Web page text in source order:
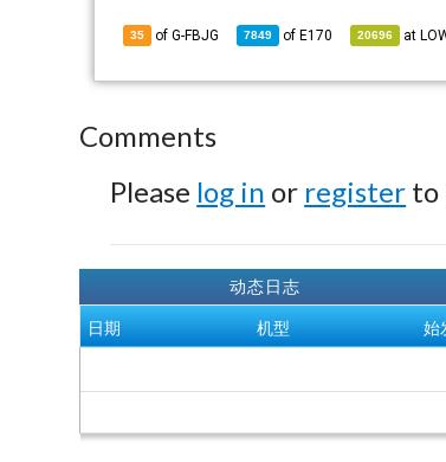
35 of G-FBJG 7849 of E170 20696 at
Comments
Please log in or register to
动态日志
日期 机型 始